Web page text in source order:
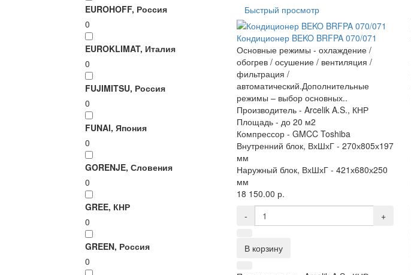
EUROHOFF, Россия
0
EUROKLIMAT, Италия
0
FUJIMITSU, Россия
0
FUNAI, Япония
0
GORENJE, Словения
0
GREE, КНР
0
GREEN, Россия
0
Быстрый просмотр
Кондиционер BEKO BRFPA 070/071
Основные режимы - охлаждение /
обогрев / осушение / вентиляция /
фильтрация /
автоматический.Дополнительные
режимы – выбор основных..
Производитель - Arcelik A.S., КНР
Площадь - до 20 м2
Компрессор - GMCC Toshiba
Внутренний блок, ВхШхГ - 270х805х197
мм
Наружный блок, ВхШхГ - 421х680х250
мм
18 150.00 р.
-
+
В корзину